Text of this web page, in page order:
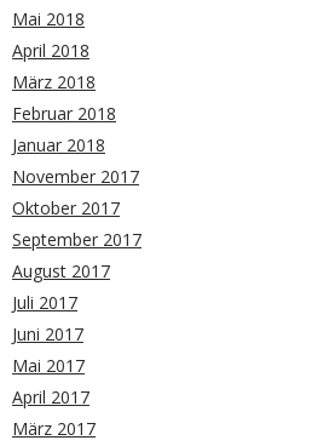
Mai 2018
April 2018
März 2018
Februar 2018
Januar 2018
November 2017
Oktober 2017
September 2017
August 2017
Juli 2017
Juni 2017
Mai 2017
April 2017
März 2017